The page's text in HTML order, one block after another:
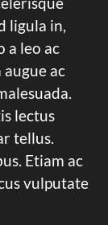
ligula in,
a leo ac
ac
lectus
tellus.
Etiam ac
vulputate